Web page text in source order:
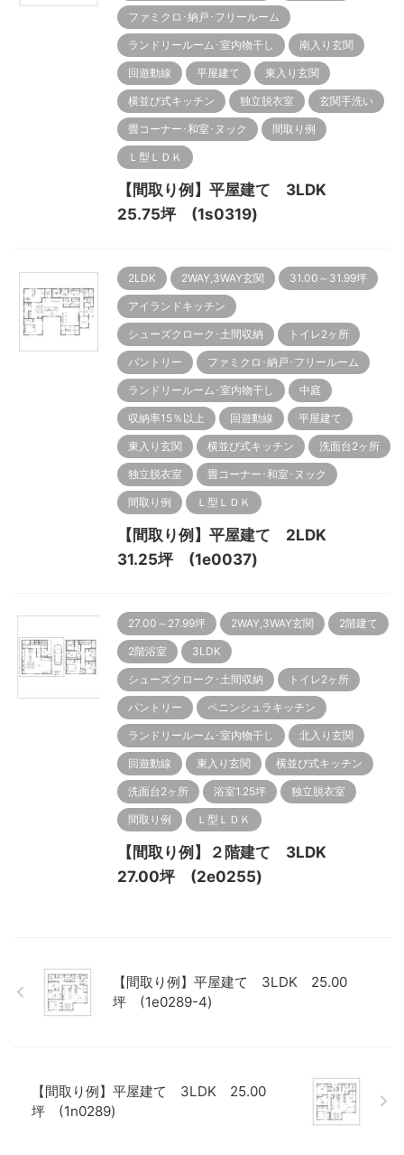
ファミクロ･納戸･フリールーム
ランドリールーム･室内物干し 南入り玄関
回遊動線 平屋建て 東入り玄関
横並び式キッチン 独立脱衣室 玄関手洗い
畳コーナー･和室･ヌック 間取り例
Ｌ型ＬＤＫ
【間取り例】平屋建て 3LDK
25.75坪 (1s0319)
2LDK 2WAY,3WAY玄関 31.00～31.99坪
アイランドキッチン
シューズクローク･土間収納 トイレ2ヶ所
パントリー ファミクロ･納戸･フリールーム
ランドリールーム･室内物干し 中庭
収納率15％以上 回遊動線 平屋建て
東入り玄関 横並び式キッチン 洗面台2ヶ所
独立脱衣室 畳コーナー･和室･ヌック
間取り例 Ｌ型ＬＤＫ
【間取り例】平屋建て 2LDK
31.25坪 (1e0037)
27.00～27.99坪 2WAY,3WAY玄関 2階建て
2階浴室 3LDK
シューズクローク･土間収納 トイレ2ヶ所
パントリー ペニンシュラキッチン
ランドリールーム･室内物干し 北入り玄関
回遊動線 東入り玄関 横並び式キッチン
洗面台2ヶ所 浴室1.25坪 独立脱衣室
間取り例 Ｌ型ＬＤＫ
【間取り例】２階建て 3LDK
27.00坪 (2e0255)
【間取り例】平屋建て 3LDK 25.00
坪 (1e0289-4)
【間取り例】平屋建て 3LDK 25.00
坪 (1n0289)